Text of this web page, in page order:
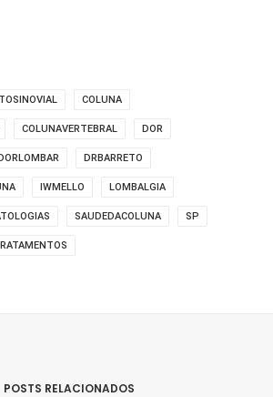
COLUNA
COLUNAVERTEBRAL DOR
DRBARRETO
IWMELLO LOMBALGIA
SAUDEDACOLUNA SP
POSTS RELACIONADOS